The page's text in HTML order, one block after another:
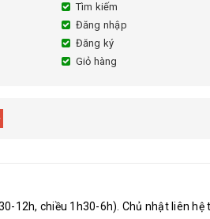
Tìm kiếm
Đăng nhập
Đăng ký
Giỏ hàng
12h, chiều 1h30-6h). Chủ nhật liên hệ